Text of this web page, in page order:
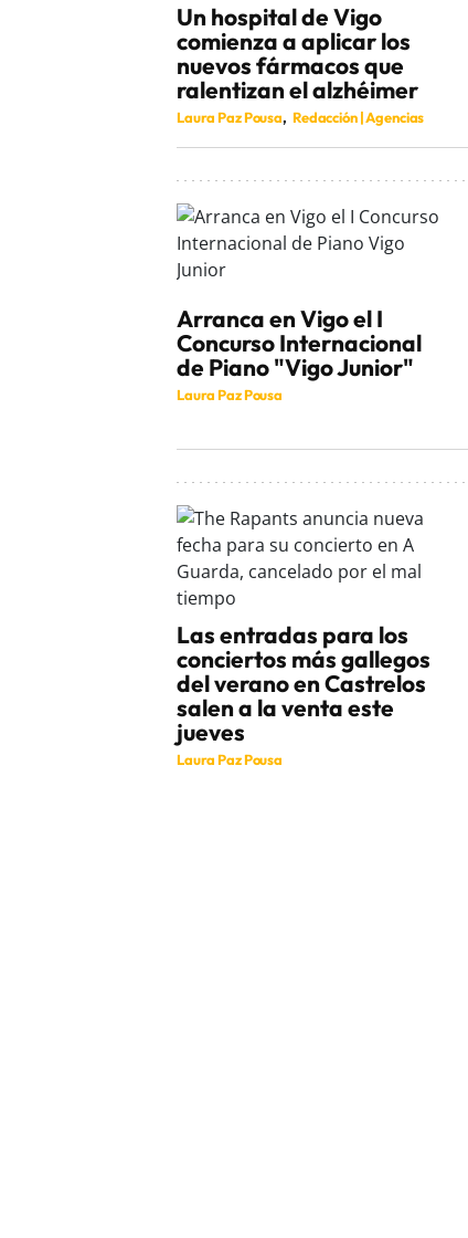
Un hospital de Vigo
comienza a aplicar los
nuevos fármacos que
ralentizan el alzhéimer
Laura Paz Pousa Redacción | Agencias
Arranca en Vigo el I
Concurso Internacional
de Piano "Vigo Junior"
Laura Paz Pousa
Las entradas para los
conciertos más gallegos
del verano en Castrelos
salen a la venta este
jueves
Laura Paz Pousa